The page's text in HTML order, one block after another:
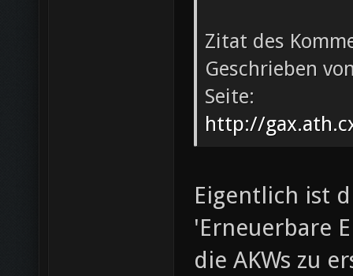
Zitat des
Geschrieben
Seite:
http://
Eigentlich ist
'Erneuerbare
die AKWs zu